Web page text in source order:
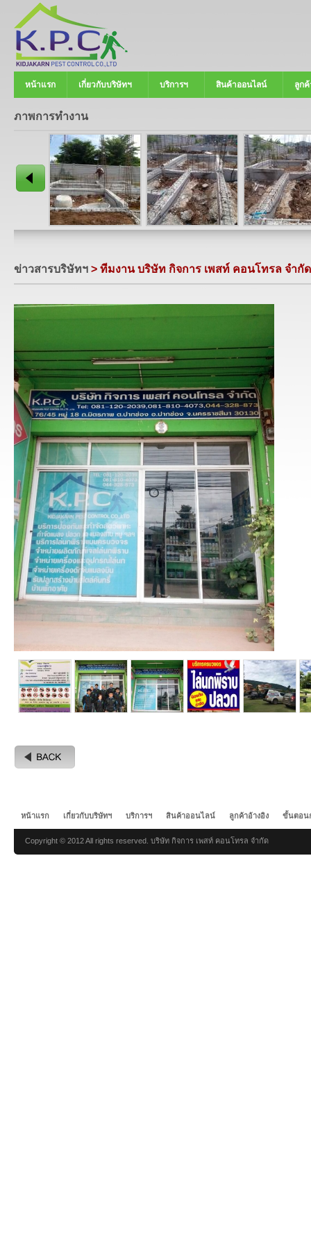
หน้าแรก เกี่ยวกับบริษัทฯ บริการฯ สินค้าออนไลน์ ลูกค้
ภาพการทำงาน
ข่าวสารบริษัทฯ > ทีมงาน บริษัท กิจการ เพสท์ คอนโทรล จำกัด
หน้าแรก เกี่ยวกับบริษัทฯ บริการฯ สินค้าออนไลน์ ลูกค้าอ้างอิง ขั้นตอน
Copyright © 2012 All rights reserved. บริษัท กิจการ เพสท์ คอนโทรล จำกัด